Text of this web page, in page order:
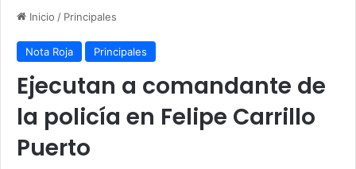
Inicio / Principales
Nota Roja Principales
Ejecutan a comandante de
la policía en Felipe Carrillo
Puerto